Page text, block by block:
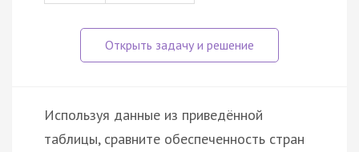
Используя данные из приведённой
таблицы, сравните обеспеченность стран